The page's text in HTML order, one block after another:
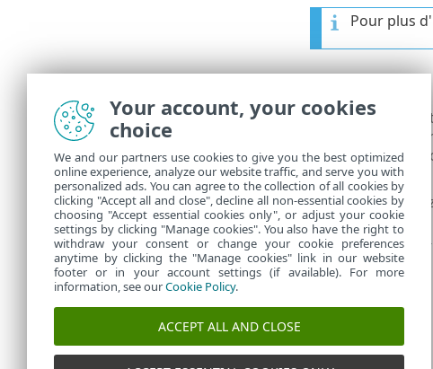
Pour plus
une limitation
fréquemment,
dynamique(voir
passante.
Lorsque vous
Your account, your cookies
choice
We and our partners use cookies to give you the best optimized
online experience, analyze our website traffic, and serve you with
personalized ads. You can agree to the collection of all cookies by
clicking "Accept all and close", decline all non-essential cookies by
choosing "Accept essential cookies only", or adjust your cookie
settings by clicking "Manage cookies". You also have the right to
withdraw your consent or change your cookie preferences
anytime by clicking the "Manage cookies" link in our website
footer or in your account settings (if available). For more
information, see ourCookie Policy.
ACCEPT ALL AND CLOSE